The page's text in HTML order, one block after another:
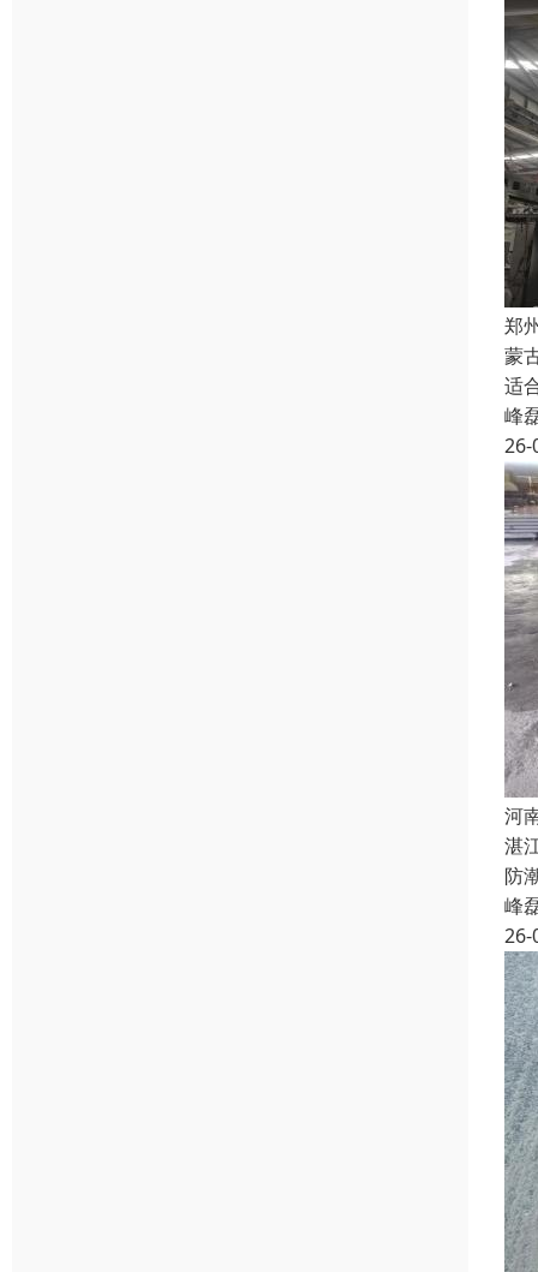
郑
蒙
适
峰
26-
河
湛
防
峰
26-